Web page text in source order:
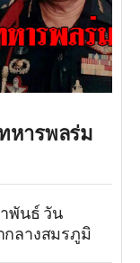
หารพลร่ม
พันธ์ วัน
กลางสมรภูมิ